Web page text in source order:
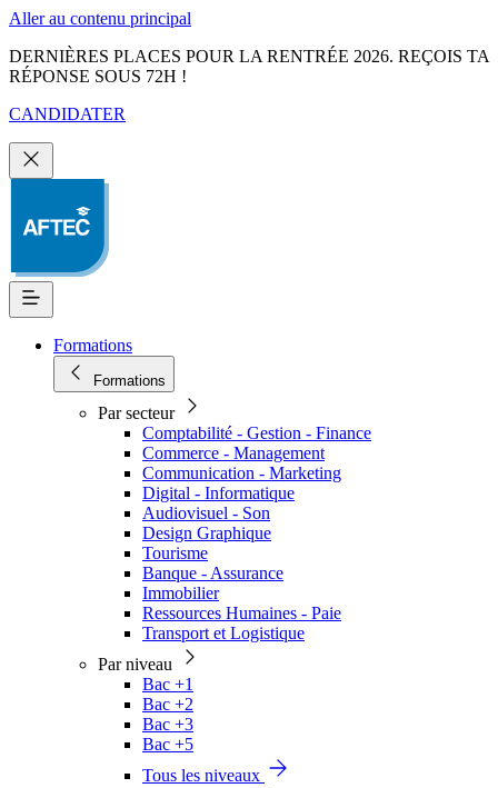
Aller au contenu principal
DERNIÈRES PLACES POUR LA RENTRÉE 2026. REÇOIS TA
RÉPONSE SOUS 72H !
CANDIDATER
Formations
Formations
Par secteur
Comptabilité - Gestion - Finance
Commerce - Management
Communication - Marketing
Digital - Informatique
Audiovisuel - Son
Design Graphique
Tourisme
Banque - Assurance
Immobilier
Ressources Humaines - Paie
Transport et Logistique
Par niveau
Bac +1
Bac +2
Bac +3
Bac +5
Tous les niveaux